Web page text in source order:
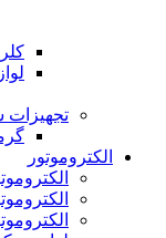
تجهیزات
الکتروموتور